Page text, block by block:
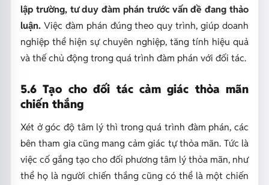
lập trường, tư duy đàm phán trước vấn đề đang thảo
luận. Việc đàm phán đúng theo quy trình, giúp doanh
nghiệp thể hiện sự chuyên nghiệp, tăng tính hiệu quả
và thế chủ động trong quá trình đàm phán với đối tác.
5.6 Tạo cho đối tác cảm giác thỏa mãn
chiến thắng
Xét ở góc độ tâm lý thì trong quá trình đàm phán, các
bên tham gia cũng mang cảm giác tự thỏa mãn. Tức là
việc cố gắng tạo cho đối phương tâm lý thỏa mãn, như
thể họ là người chiến thắng cũng có thể là một chiến